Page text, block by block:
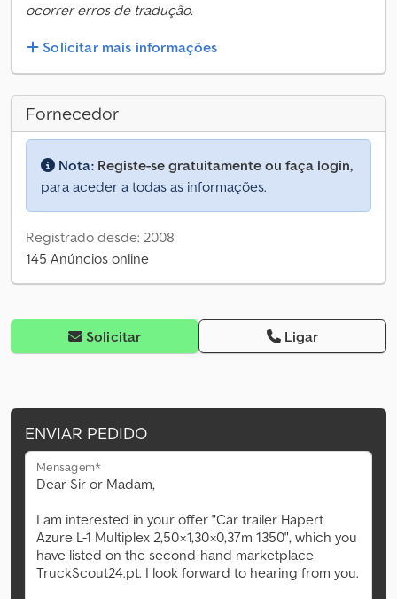
ocorrer erros de tradução.
Solicitar mais informações
Fornecedor
Nota: Registe-se gratuitamente ou faça login,
para aceder a todas as informações.
Registrado desde: 2008
145 Anúncios online
Solicitar Ligar
ENVIAR PEDIDO
Mensagem*